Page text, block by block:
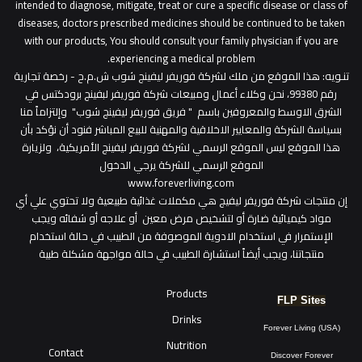
intended to diagnose, mitigate, treat or cure a specific disease or class of
diseases, doctors prescribed medicines should be continued to be taken
with our products, You should consult your family physician if you are
experiencing a medical problem.
تنـويه: هذا الموقع من ملك لشركة فوريفر ليفينج شوب ش.م.ح - رخصة تجارية
رقم 99380، نحن وكلاء أعمال ومبيعات شركة فوريفر لبفينج برودكتس في
الشرق الاوسط والمعروفين باسم " فريق فوريفر ليفينج شوب" وإلتزاماً منا
بسياسة الشركة والمعايير الاخلاقية والمهنية للبيع المباشر فنود أن نؤكد بأن
هذا الموقع ليس الموقع الرسمي لشركة فوريفر ليفينج الأمريكية، ولزيارة
الموقع الرسمي للشركة يرجي الدخول
www.foreverliving.com
​إن منتجات شركة فوريفر ليفيج هي مكملات غذائية طبيعية ولا تحتوي علي أي
مواد كيميائية ضارة أو لتشخيص مرض معين أو علاجه أو شفائه ويجب
الإستمرار في استخدام الادوية الموصوفة من الطبيب في حالة استخدام
منتجاتنا، ويجب أيضاً استشارة الطبيب في حالة مواجهة مشكلة طبية
FLP Sites
Forever Living (USA)
Discover Forever
Products
Drinks
Nutrition
Contact